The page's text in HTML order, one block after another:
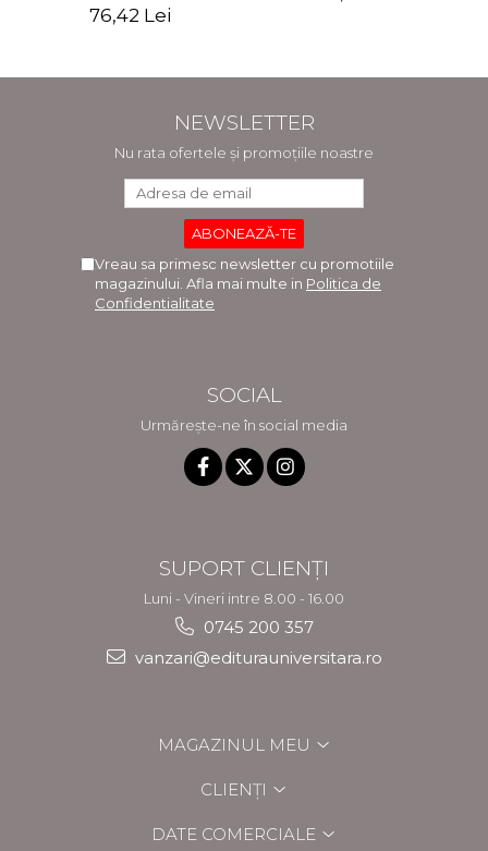
76,42 Lei
NEWSLETTER
Nu rata ofertele și promoțiile noastre
Vreau sa primesc newsletter cu promotiile
magazinului. Afla mai multe in Politica de
Confidentialitate
SOCIAL
Urmărește-ne în social media
SUPORT CLIENȚI
Luni - Vineri intre 8.00 - 16.00
0745 200 357
vanzari@editurauniversitara.ro
MAGAZINUL MEU
CLIENȚI
DATE COMERCIALE